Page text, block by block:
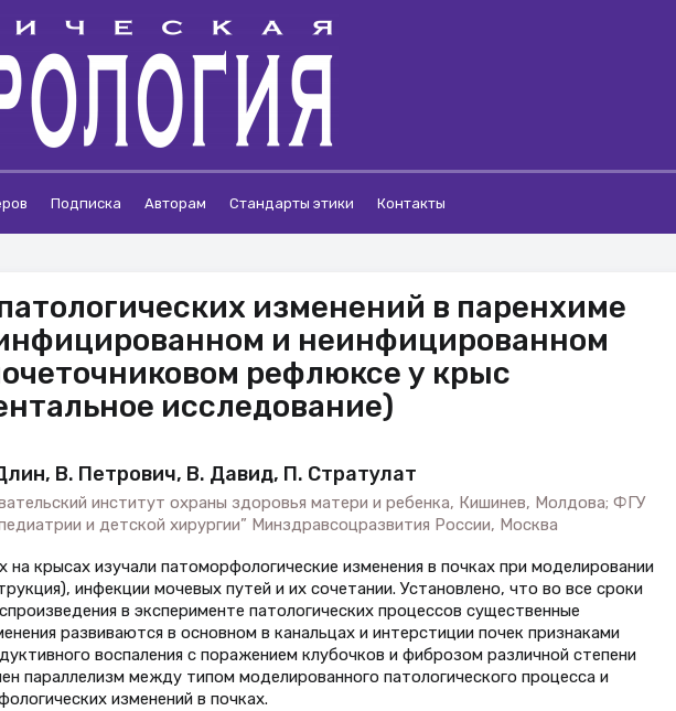
Подписка Авторам Стандарты этики Контакты
изменений в паренхиме
и неинфицированном
рефлюксе у крыс
исследование)
В. Петрович, В. Давид, П. Стратулат
институт охраны здоровья матери и ребенка, Кишинев, Молдова; ФГУ
и детской хирургии” Минздравсоцразвития России, Москва
на крысах изучали патоморфологические изменения в почках при моделировании
инфекции мочевых путей и их сочетании. Установлено, что во все сроки
в эксперименте патологических процессов существенные
развиваются в основном в канальцах и интерстиции почек признаками
воспаления с поражением клубочков и фиброзом различной степени
параллелизм между типом моделированного патологического процесса и
изменений в почках.